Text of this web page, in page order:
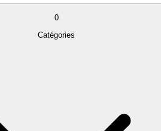
0
Catégories